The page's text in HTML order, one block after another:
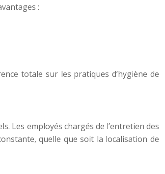
:
totale sur les pratiques d’hygiène de
Les employés chargés de l’entretien des
quelle que soit la localisation de